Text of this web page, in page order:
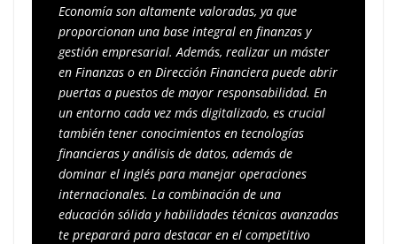
Economía son altamente valoradas, ya que
proporcionan una base integral en finanzas y
gestión empresarial. Además, realizar un máster
en Finanzas o en Dirección Financiera puede abrir
puertas a puestos de mayor responsabilidad. En
un entorno cada vez más digitalizado, es crucial
también tener conocimientos en tecnologías
financieras y análisis de datos, además de
dominar el inglés para manejar operaciones
internacionales. La combinación de una
educación sólida y habilidades técnicas avanzadas
te preparará para destacar en el competitivo